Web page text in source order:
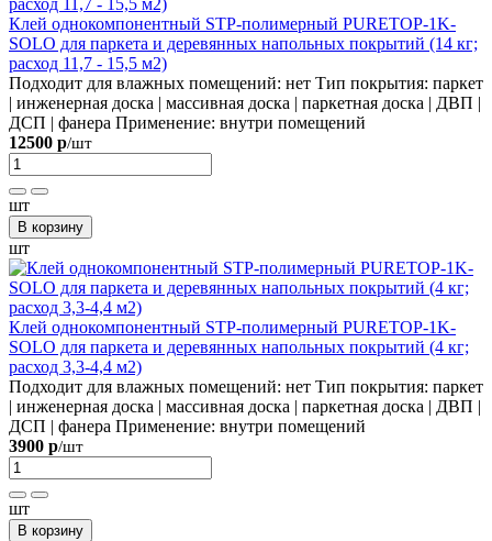
Клей однокомпонентный STP-полимерный PURETOP-1K-
SOLO для паркета и деревянных напольных покрытий (14 кг;
расход 11,7 - 15,5 м2)
Подходит для влажных помещений: нет Тип покрытия: паркет
| инженерная доска | массивная доска | паркетная доска | ДВП |
ДСП | фанера Применение: внутри помещений
12500 р/шт
шт
В корзину
шт
Клей однокомпонентный STP-полимерный PURETOP-1K-
SOLO для паркета и деревянных напольных покрытий (4 кг;
расход 3,3-4,4 м2)
Подходит для влажных помещений: нет Тип покрытия: паркет
| инженерная доска | массивная доска | паркетная доска | ДВП |
ДСП | фанера Применение: внутри помещений
3900 р/шт
шт
В корзину